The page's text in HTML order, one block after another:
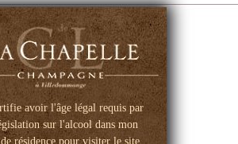
LIEBLINGS-
GESCHENKETUIS
avoir l'âge légal requis par
sur l'alcool dans mon
résidence pour visiter le site.